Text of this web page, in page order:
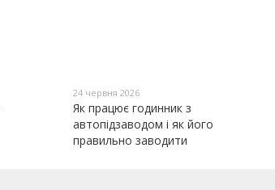
24 червня 2026
Як працює годинник з
автопідзаводом і як його
правильно заводити